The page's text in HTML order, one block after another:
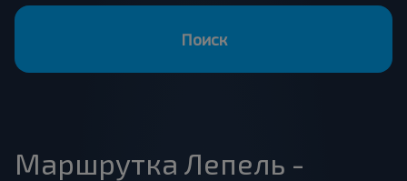
Поиск
Маршрутка Лепель -